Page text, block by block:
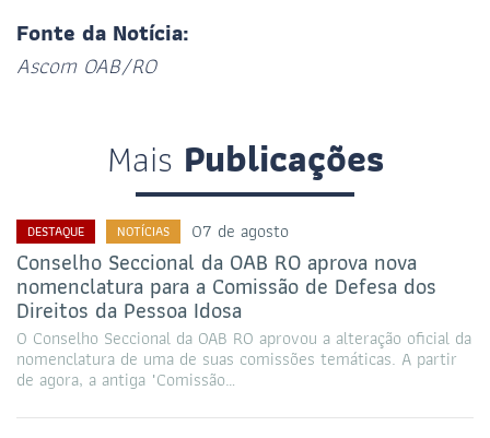
Fonte da Notícia:
Ascom OAB/RO
Mais Publicações
DESTAQUE NOTÍCIAS 07 de agosto
Conselho Seccional da OAB RO aprova nova
nomenclatura para a Comissão de Defesa dos
Direitos da Pessoa Idosa
O Conselho Seccional da OAB RO aprovou a alteração oficial da
nomenclatura de uma de suas comissões temáticas. A partir
de agora, a antiga "Comissão…